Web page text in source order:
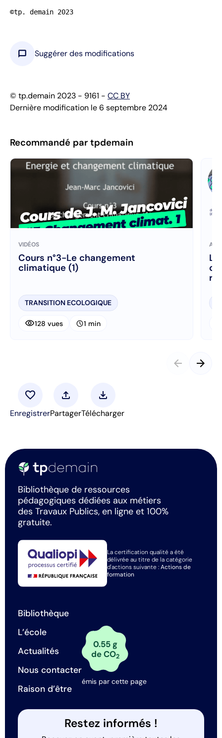
©tp. demain 2023
chat_bubble Suggérer des modifications
© tp.demain 2023 - 9161 - CC BY
Dernière modification le 6 septembre 2024
Recommandé par tpdemain
VIDÉOS
Cours n°3-Le changement
climatique (1)
TRANSITION ECOLOGIQUE
visibility128 vues schedule1 min
arrow_back arrow_forward
favorite
Enregistrer
upload
Partager
download
Télécharger
Bibliothèque de ressources
pédagogiques dédiées aux métiers
des Travaux Publics, en ligne et 100%
gratuite.
La certification qualité a été
délivrée au titre de la catégorie
d'actions suivante :Actions de
formation
Bibliothèque
L’école
Actualités
Nous contacter
Raison d’être
0.55 g
de CO2
émis par cette page
Restez informés !